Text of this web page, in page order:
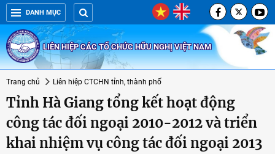
DANH MỤC
LIÊN HIỆP CÁC TỔ CHỨC HỮU NGHỊ VIỆT NAM
Trang chủ Liên hiệp CTCHN tỉnh, thành phố
Tỉnh Hà Giang tổng kết hoạt động
công tác đối ngoại 2010-2012 và triển
khai nhiệm vụ công tác đối ngoại 2013